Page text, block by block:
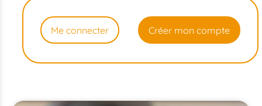
Me connecter Créer mon compte